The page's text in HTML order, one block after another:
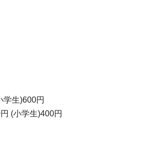
学生)600円
(小学生)400円